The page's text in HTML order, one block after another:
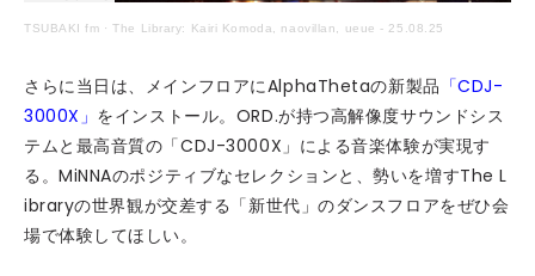
TSUBAKI fm ·The Library: Kairi Komoda, naovillan, ueue - 25.08.25
さらに当日は、メインフロアにAlphaThetaの新製品 「CDJ-
3000X」 をインストール。ORD.が持つ高解像度サウンドシス
テムと最高音質の「CDJ-3000X」による音楽体験が実現す
る。MiNNAのポジティブなセレクションと、勢いを増すThe L
ibraryの世界観が交差する「新世代」のダンスフロアをぜひ会
場で体験してほしい。